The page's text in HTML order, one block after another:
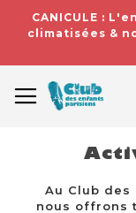
CANICULE :
climatisées &
Au Club des
nous offrons